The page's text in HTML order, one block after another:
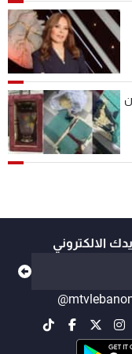
الالكتروني